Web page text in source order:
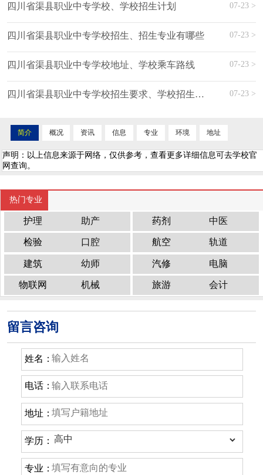
四川省渠县职业中专学校、学校招生计划 07-23 >
四川省渠县职业中专学校招生、招生专业有哪些 07-23 >
四川省渠县职业中专学校地址、学校乘车路线 07-23 >
四川省渠县职业中专学校招生要求、学校招生要求 07-23 >
简介 概况 资讯 信息 专业 环境 地址
声明：以上信息来源于网络，仅供参考，查看更多详细信息可去学校官
网查询。
热门专业
护理 助产 药剂 中医
检验 口腔 航空 轨道
建筑 幼师 汽修 电脑
物联网 机械 旅游 会计
留言咨询
姓名：
电话：
地址：
学历：
专业：